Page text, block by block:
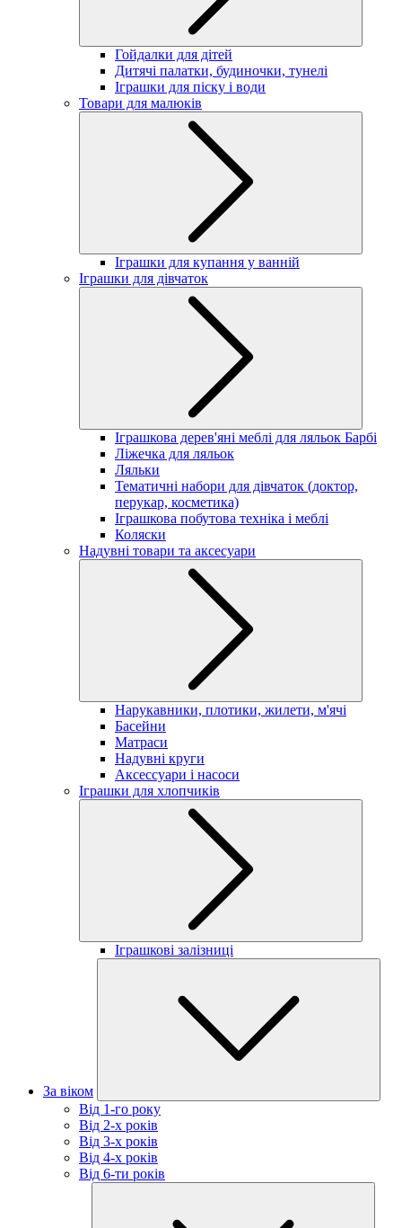
Гойдалки для дітей
Дитячі палатки, будиночки, тунелі
Іграшки для піску і води
Товари для малюків
Іграшки для купання у ванній
Іграшки для дівчаток
Іграшкова дерев'яні меблі для ляльок Барбі
Ліжечка для ляльок
Ляльки
Тематичні набори для дівчаток (доктор,
перукар, косметика)
Іграшкова побутова техніка і меблі
Коляски
Надувні товари та аксесуари
Нарукавники, плотики, жилети, м'ячі
Басейни
Матраси
Надувні круги
Аксессуари і насоси
Іграшки для хлопчиків
Іграшкові залізниці
За віком
Від 1-го року
Від 2-х років
Від 3-х років
Від 4-х років
Від 6-ти років